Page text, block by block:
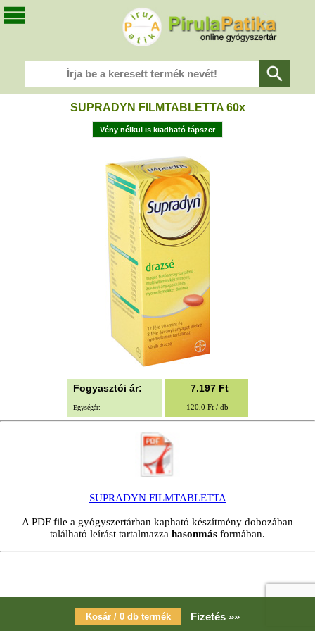
Fizetés »»
SUPRADYN FILMTABLETTA 60x
Vény nélkül is kiadható tápszer
Fogyasztói ár: 7.197Ft
Egységár: 120,0 Ft / db
SUPRADYN FILMTABLETTA
A PDF file a gyógyszertárban kapható készítmény dobozában
található leírást tartalmazza hasonmás formában.